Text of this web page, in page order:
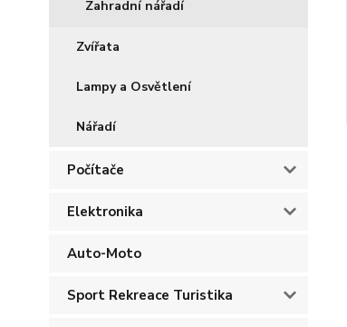
Zahradní nářadí
Zvířata
Lampy a Osvětlení
Nářadí
Počítače
Elektronika
Auto-Moto
Sport Rekreace Turistika